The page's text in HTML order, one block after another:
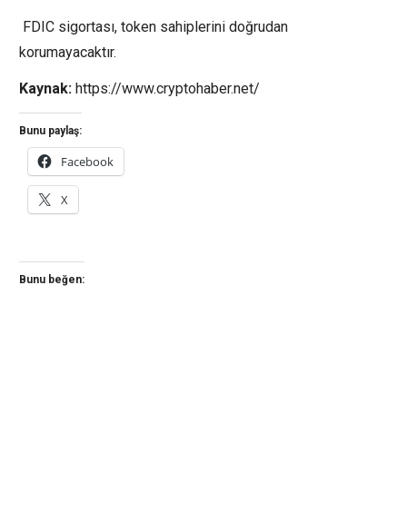
FDIC sigortası, token sahiplerini doğrudan
korumayacaktır.
Kaynak: https://www.cryptohaber.net/
Bunu paylaş:
Facebook
X
Bunu beğen: